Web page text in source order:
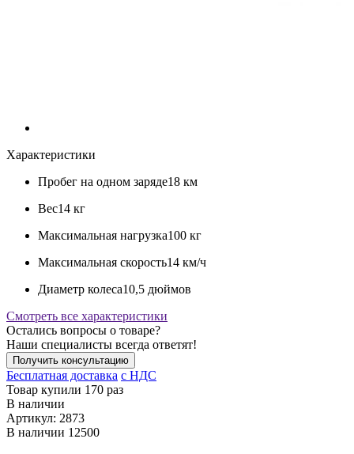
Характеристики
Пробег на одном заряде18 км
Вес14 кг
Максимальная нагрузка100 кг
Максимальная скорость14 км/ч
Диаметр колеса10,5 дюймов
Смотреть все характеристики
Остались вопросы о товаре?
Наши специалисты всегда ответят!
Получить консультацию
Бесплатная доставка c НДС
Товар купили 170 раз
В наличии
Артикул: 2873
В наличии 12500